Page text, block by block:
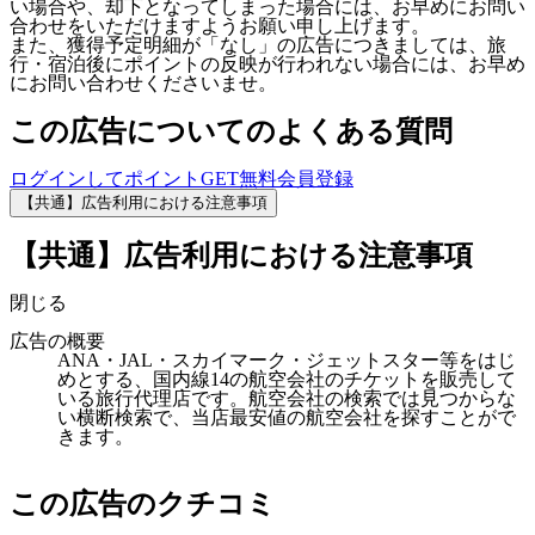
い場合や、却下となってしまった場合には、お早めにお問い
合わせをいただけますようお願い申し上げます。
また、獲得予定明細が「なし」の広告につきましては、旅
行・宿泊後にポイントの反映が行われない場合には、お早め
にお問い合わせくださいませ。
この広告についてのよくある質問
ログインしてポイントGET無料会員登録
【共通】広告利用における注意事項
【共通】広告利用における注意事項
閉じる
広告の概要
ANA・JAL・スカイマーク・ジェットスター等をはじ
めとする、国内線14の航空会社のチケットを販売して
いる旅行代理店です。航空会社の検索では見つからな
い横断検索で、当店最安値の航空会社を探すことがで
きます。
この広告のクチコミ